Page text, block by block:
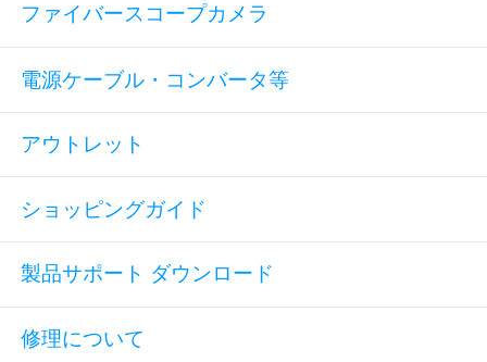
ファイバースコープカメラ
電源ケーブル・コンバータ等
アウトレット
ショッピングガイド
製品サポート ダウンロード
修理について